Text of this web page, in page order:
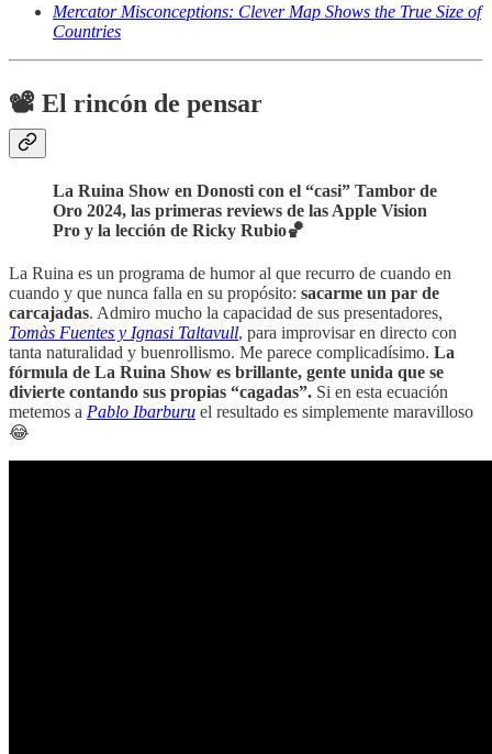
Mercator Misconceptions: Clever Map Shows the True Size of
Countries
📽️ El rincón de pensar
La Ruina Show en Donosti con el “casi” Tambor de
Oro 2024, las primeras reviews de las Apple Vision
Pro y la lección de Ricky Rubio🏀
La Ruina es un programa de humor al que recurro de cuando en
cuando y que nunca falla en su propósito: sacarme un par de
carcajadas. Admiro mucho la capacidad de sus presentadores,
Tomàs Fuentes y Ignasi Taltavull, para improvisar en directo con
tanta naturalidad y buenrollismo. Me parece complicadísimo. La
fórmula de La Ruina Show es brillante, gente unida que se
divierte contando sus propias “cagadas”. Si en esta ecuación
metemos a Pablo Ibarburu el resultado es simplemente maravilloso
😂